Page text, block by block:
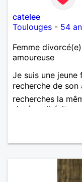
catelee
Toulouges - 54
Femme
amoureuse
Je suis une jeune
recherche de son
recherches la
sincère n'hésite